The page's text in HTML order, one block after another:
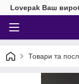
Lovepak Ваш
Товари та